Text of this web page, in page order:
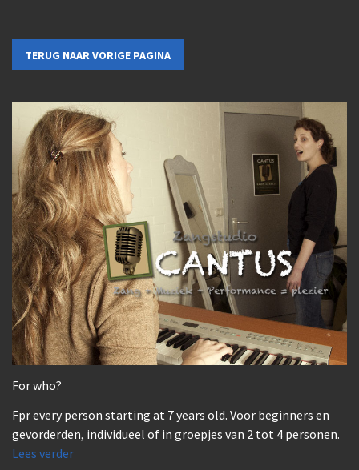
TERUG NAAR VORIGE PAGINA
For who?
Fpr every person starting at 7 years old. Voor beginners en
gevorderden, individueel of in groepjes van 2 tot 4 personen.
Lees verder